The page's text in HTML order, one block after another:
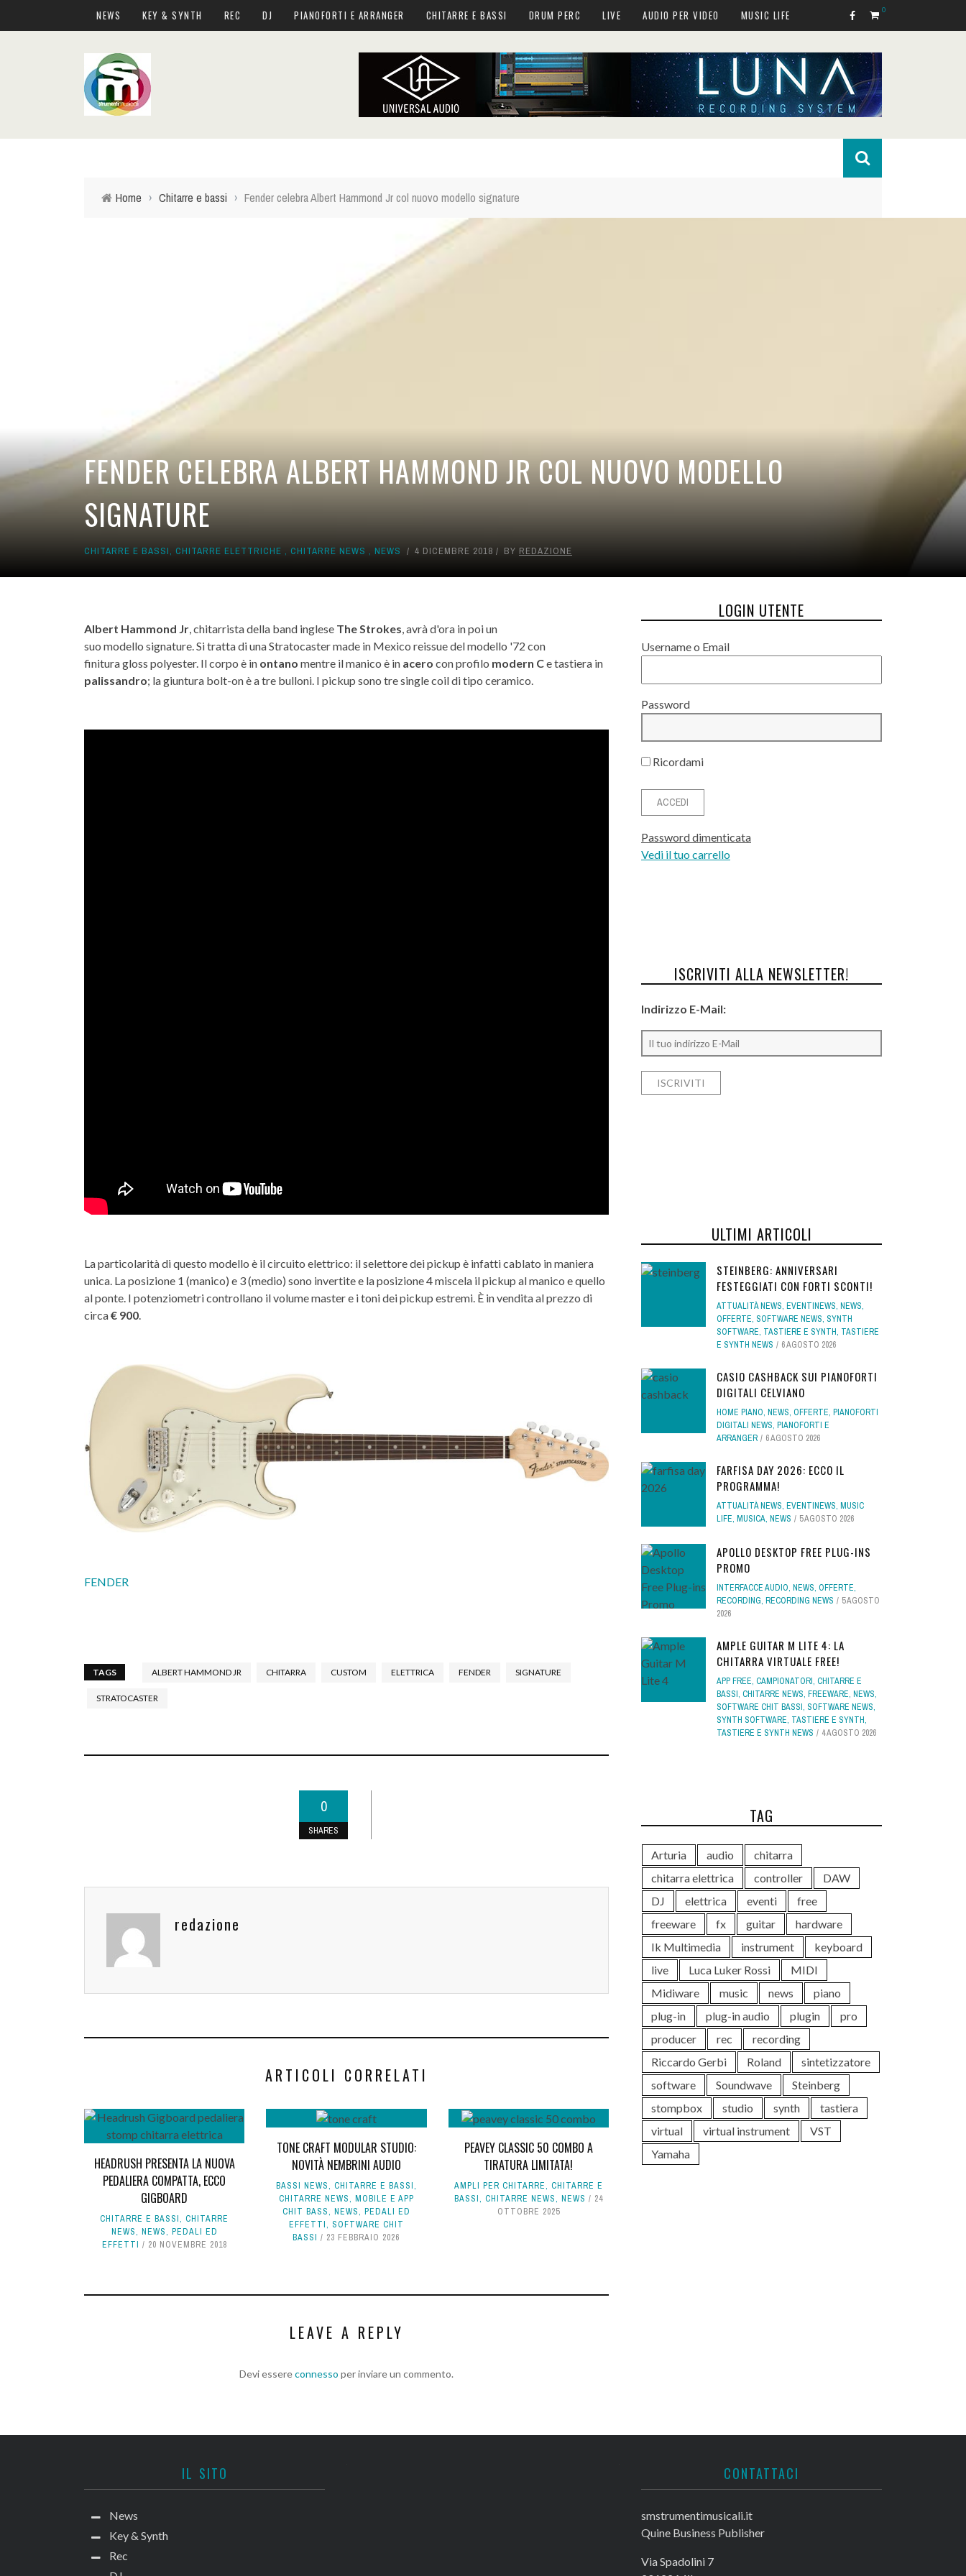
NEWS KEY & SYNTH REC DJ PIANOFORTI E ARRANGER CHITARRE E BASSI DRUM PERC LIVE AUDIO PER VIDEO MUSIC LIFE 0
Home › Chitarre e bassi › Fender celebra Albert Hammond Jr col nuovo modello signature
FENDER CELEBRA ALBERT HAMMOND JR COL NUOVO MODELLO
SIGNATURE
CHITARRE E BASSI, CHITARRE ELETTRICHE , CHITARRE NEWS , NEWS 4 DICEMBRE 2018 BY REDAZIONE
Albert Hammond Jr, chitarrista della band inglese TheStrokes, avrà d'ora in poi un
suo modello signature. Si tratta di una Stratocaster made in Mexico reissue del modello '72 con
finitura gloss polyester. Il corpo è in ontano mentre il manico è in acero con profilo modern Ce tastiera in
palissandro; la giuntura bolt-on è a tre bulloni. I pickup sono tre single coil di tipo ceramico.
La particolarità di questo modello è il circuito elettrico: il selettore dei pickup è infatti cablato in maniera
unica. La posizione 1 (manico) e 3 (medio) sono invertite e la posizione 4 miscela il pickup al manico e quello
al ponte. I potenziometri controllano il volume master e i toni dei pickup estremi. È in vendita al prezzo di
circa€ 900.
FENDER
TAGS ALBERT HAMMOND JR CHITARRA CUSTOM ELETTRICA FENDER SIGNATURE
STRATOCASTER
0
SHARES
redazione
ARTICOLI CORRELATI
HEADRUSH PRESENTA LA NUOVA
PEDALIERA COMPATTA, ECCO
GIGBOARD
CHITARRE E BASSI,CHITARRE
NEWS, NEWS, PEDALI ED
EFFETTI
20 NOVEMBRE 2018
TONE CRAFT MODULAR STUDIO:
NOVITÀ NEMBRINI AUDIO
BASSI NEWS, CHITARRE E BASSI,
CHITARRE NEWS, MOBILE E APP
CHIT BASS, NEWS, PEDALI ED
EFFETTI, SOFTWARE CHIT
BASSI
23 FEBBRAIO 2026
PEAVEY CLASSIC 50 COMBO A
TIRATURA LIMITATA!
AMPLI PER CHITARRE, CHITARRE E
BASSI, CHITARRE NEWS, NEWS
24
OTTOBRE 2025
LEAVE A REPLY
Devi essereconnesso per inviare un commento.
LOGIN UTENTE
Username o Email
Password
Ricordami
Password dimenticata
Vedi il tuo carrello
ISCRIVITI ALLA NEWSLETTER!
Indirizzo E-Mail:
ULTIMI ARTICOLI
STEINBERG: ANNIVERSARI
FESTEGGIATI CON FORTI SCONTI!
ATTUALITÀ NEWS, EVENTINEWS, NEWS,
OFFERTE, SOFTWARE NEWS, SYNTH
SOFTWARE, TASTIERE E SYNTH, TASTIERE
E SYNTH NEWS
6 AGOSTO 2026
CASIO CASHBACK SUI PIANOFORTI
DIGITALI CELVIANO
HOME PIANO, NEWS, OFFERTE, PIANOFORTI
DIGITALI NEWS, PIANOFORTI E
ARRANGER
6 AGOSTO 2026
FARFISA DAY 2026: ECCO IL
PROGRAMMA!
ATTUALITÀ NEWS, EVENTINEWS, MUSIC
LIFE, MUSICA, NEWS 5 AGOSTO 2026
APOLLO DESKTOP FREE PLUG-INS
PROMO
INTERFACCE AUDIO, NEWS, OFFERTE,
RECORDING, RECORDING NEWS
5 AGOSTO
2026
AMPLE GUITAR M LITE 4: LA
CHITARRA VIRTUALE FREE!
APP FREE, CAMPIONATORI, CHITARRE E
BASSI, CHITARRE NEWS, FREEWARE, NEWS,
SOFTWARE CHIT BASSI, SOFTWARE NEWS,
SYNTH SOFTWARE, TASTIERE E SYNTH,
TASTIERE E SYNTH NEWS
4 AGOSTO 2026
TAG
Arturia audio
chitarra
chitarra elettrica
controller
DAW
DJ
elettrica eventi
free
freeware
fx guitar
hardware
Ik Multimedia
instrument
keyboard
live
Luca Luker Rossi
MIDI
Midiware
music news
piano
plug-in
plug-in audio plugin
pro
producer
rec
recording
Riccardo Gerbi
Roland
sintetizzatore
software
Soundwave
Steinberg
stompbox
studio synth
tastiera
virtual
virtual instrument
VST
Yamaha
IL SITO
News
Key & Synth
Rec
CONTATTACI
smstrumentimusicali.it
Quine Business Publisher
Via Spadolini 7